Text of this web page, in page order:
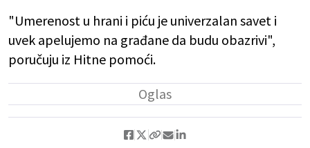
"Umerenost u hrani i piću je univerzalan savet i
uvek apelujemo na građane da budu obazrivi",
poručuju iz Hitne pomoći.